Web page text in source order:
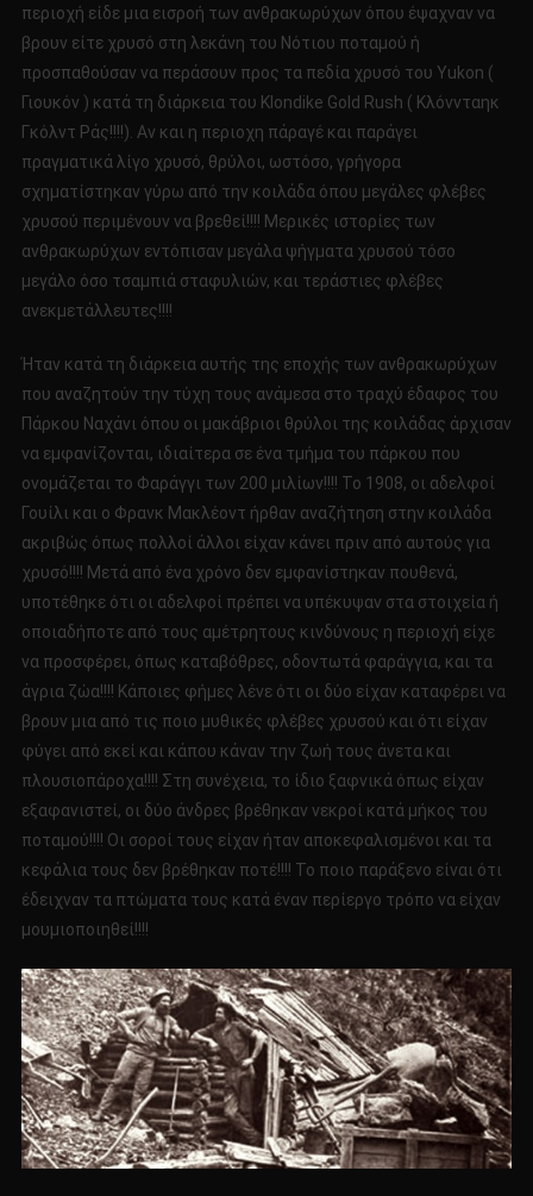
περιοχή είδε μια εισροή των ανθρακωρύχων όπου έψαχναν να
βρουν είτε χρυσό στη λεκάνη του Νότιου ποταμού ή
προσπαθούσαν να περάσουν προς τα πεδία χρυσό του Yukon (
Γιουκόν ) κατά τη διάρκεια του Klondike Gold Rush ( Κλόννταηκ
Γκόλντ Ράς!!!!). Αν και η περιοχη πάραγέ και παράγει
πραγματικά λίγο χρυσό, θρύλοι, ωστόσο, γρήγορα
σχηματίστηκαν γύρω από την κοιλάδα όπου μεγάλες φλέβες
χρυσού περιμένουν να βρεθεί!!!! Μερικές ιστορίες των
ανθρακωρύχων εντόπισαν μεγάλα ψήγματα χρυσού τόσο
μεγάλο όσο τσαμπιά σταφυλιών, και τεράστιες φλέβες
ανεκμετάλλευτες!!!!
Ήταν κατά τη διάρκεια αυτής της εποχής των ανθρακωρύχων
που αναζητούν την τύχη τους ανάμεσα στο τραχύ έδαφος του
Πάρκου Ναχάνι όπου οι μακάβριοι θρύλοι της κοιλάδας άρχισαν
να εμφανίζονται, ιδιαίτερα σε ένα τμήμα του πάρκου που
ονομάζεται το Φαράγγι των 200 μιλίων!!!! Το 1908, οι αδελφοί
Γουίλι και ο Φρανκ Μακλέοντ ήρθαν αναζήτηση στην κοιλάδα
ακριβώς όπως πολλοί άλλοι είχαν κάνει πριν από αυτούς για
χρυσό!!!! Μετά από ένα χρόνο δεν εμφανίστηκαν πουθενά,
υποτέθηκε ότι οι αδελφοί πρέπει να υπέκυψαν στα στοιχεία ή
οποιαδήποτε από τους αμέτρητους κινδύνους η περιοχή είχε
να προσφέρει, όπως καταβόθρες, οδοντωτά φαράγγια, και τα
άγρια ​​ζώα!!!! Κάποιες φήμες λένε ότι οι δύο είχαν καταφέρει να
βρουν μια από τις ποιο μυθικές φλέβες χρυσού και ότι είχαν
φύγει από εκεί και κάπου κάναν την ζωή τους άνετα και
πλουσιοπάροχα!!!! Στη συνέχεια, το ίδιο ξαφνικά όπως είχαν
εξαφανιστεί, οι δύο άνδρες βρέθηκαν νεκροί κατά μήκος του
ποταμού!!!! Οι σοροί τους είχαν ήταν αποκεφαλισμένοι και τα
κεφάλια τους δεν βρέθηκαν ποτέ!!!! Το ποιο παράξενο είναι ότι
έδειχναν τα πτώματα τους κατά έναν περίεργο τρόπο να είχαν
μουμιοποιηθεί!!!!